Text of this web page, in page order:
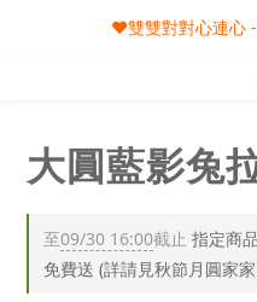
🎀08/01-09/30 秋節月
❤️雙雙對對心連心
🎀08/01-09/30 秋節月
大圓藍影兔
至09/30 16:00截止 指定商
免費送 (詳請見秋節月圓家